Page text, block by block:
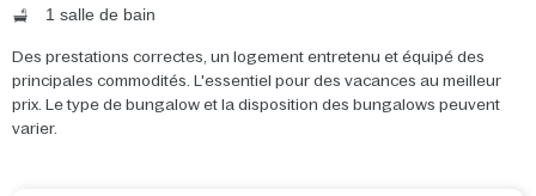
1 salle de bain
Des prestations correctes, un logement entretenu et équipé des
principales commodités. L'essentiel pour des vacances au meilleur
prix. Le type de bungalow et la disposition des bungalows peuvent
varier.